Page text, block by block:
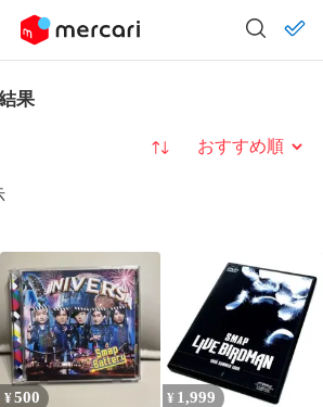
果
並び替え
¥500 ¥ 1,999